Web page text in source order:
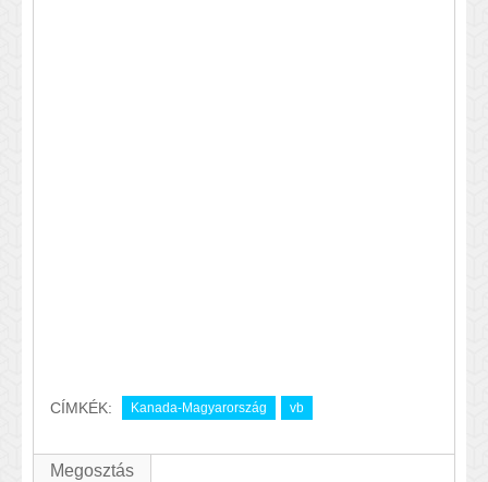
CÍMKÉK: Kanada-Magyarország vb
Megosztás